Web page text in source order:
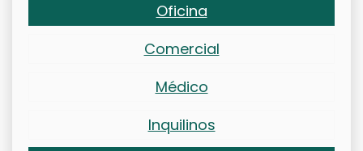
Oficina
Comercial
Médico
Inquilinos